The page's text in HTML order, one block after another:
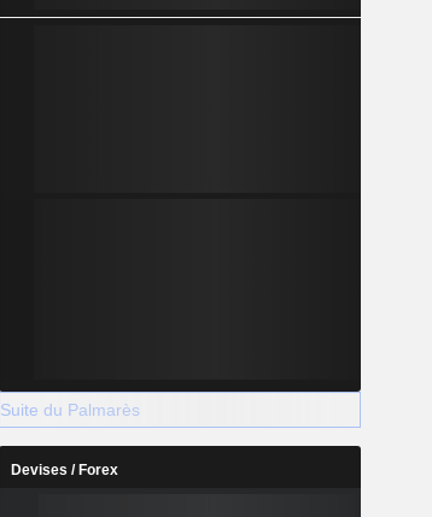
Suite du Palmarès
Devises / Forex